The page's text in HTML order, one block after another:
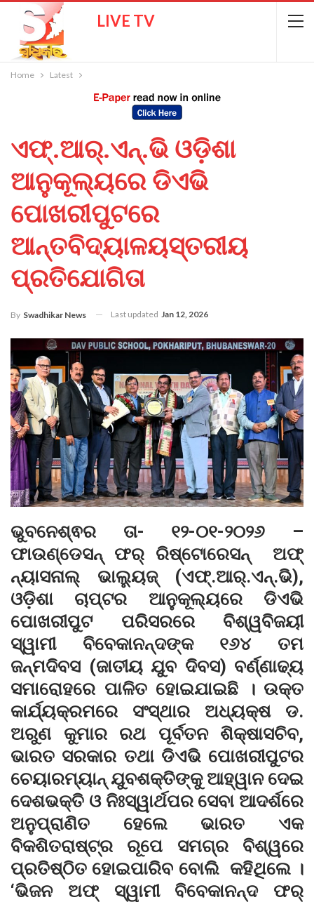
LIVE TV
Home Latest
ଏଫ୍.ଆର୍.ଏନ୍.ଭି ଓଡ଼ିଶା
ଆନୁକୂଲ୍ୟରେ ଡିଏଭି
ପୋଖରୀପୁଟରେ
ଆନ୍ତବିଦ୍ୟାଳୟସ୍ତରୀୟ
ପ୍ରତିଯୋଗିତା
By Swadhikar News Last updated Jan 12, 2026
ଭୁବନେଶ୍ଵର ତା- ୧୨-୦୧-୨୦୨୬ –
ଫାଉଣ୍ଡେସନ୍ ଫର୍ ରିଷ୍ଟୋରେସନ୍ ଅଫ୍
ନ୍ୟାସନାଲ୍ ଭାଲ୍ୟୁଜ୍(ଏଫ୍.ଆର୍.ଏନ୍.ଭି),
ଓଡ଼ିଶା ଚାପ୍ଟର ଆନୁକୂଲ୍ୟରେ ଡିଏଭି
ପୋଖରୀପୁଟ ପରିସରରେ ବିଶ୍ୱବିଜୟୀ
ସ୍ୱାମୀ ବିବେକାନନ୍ଦଙ୍କ ୧୬୪ ତମ
ଜନ୍ମଦିବସ (ଜାତୀୟ ଯୁବ ଦିବସ) ବର୍ଣ୍ଣାଢ୍ୟ
ସମାରୋହରେ ପାଳିତ ହୋଇଯାଇଛି । ଉକ୍ତ
କାର୍ଯ୍ୟକ୍ରମରେ ସଂସ୍ଥାର ଅଧ୍ୟକ୍ଷ ଡ.
ଅରୁଣ କୁମାର ରଥ ପୂର୍ବତନ ଶିକ୍ଷାସଚିବ,
ଭାରତ ସରକାର ତଥା ଡିଏଭି ପୋଖରୀପୁଟର
ଚେୟାରମ୍ୟାନ୍ ଯୁବଶକ୍ତିଙ୍କୁ ଆହ୍ୱାନ ଦେଇ
ଦେଶଭକ୍ତି ଓ ନିଃସ୍ୱାର୍ଥପର ସେବା ଆଦର୍ଶରେ
ଅନୁପ୍ରାଣିତ ହେଲେ ଭାରତ ଏକ
ବିକଶିତରାଷ୍ଟ୍ର ରୂପେ ସମଗ୍ର ବିଶ୍ୱରେ
ପ୍ରତିଷ୍ଠିତ ହୋଇପାରିବ ବୋଲି କହିଥିଲେ ।
‘ଭିଜନ ଅଫ୍ ସ୍ୱାମୀ ବିବେକାନନ୍ଦ ଫର୍